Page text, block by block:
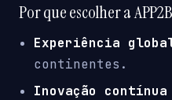
Por que escolher a
Experiência
continentes.
Inovação contínua